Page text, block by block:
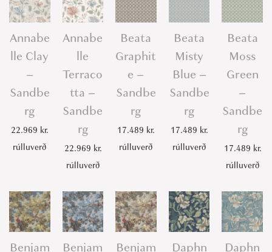
Annabe
lle Clay
–
Sandbe
rg
22.969 kr.
rúlluverð
Annabe
lle
Terraco
tta –
Sandbe
rg
22.969 kr.
rúlluverð
Beata
Graphit
e –
Sandbe
rg
17.489 kr.
rúlluverð
Beata
Misty
Blue –
Sandbe
rg
17.489 kr.
rúlluverð
Beata
Moss
Green
–
Sandbe
rg
17.489 kr.
rúlluverð
Benjam Benjam Benjam Daphn Daphn